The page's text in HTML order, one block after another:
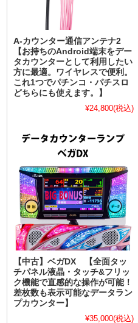
A-カウンター通信アンテナ2
【お持ちのAndroid端末をデー
タカウンターとして利用したい
方に最適。ワイヤレスで便利。
これ1つでパチンコ・パチスロ
どちらにも使えます。】
¥24,800(税込)
【中古】ベガDX 【全面タッ
チパネル液晶・タッチ&フリッ
ク機能で直感的な操作が可能！
差枚数も表示可能なデータラン
プカウンター】
¥35,000(税込)